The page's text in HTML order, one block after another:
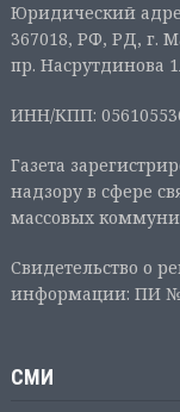
Юридический
367018, РФ, РД, г.
пр. Насрутдинова
ИНН/КПП:
Газета
надзору в сфере
массовых
Свидетельство о
информации: ПИ №
СМИ